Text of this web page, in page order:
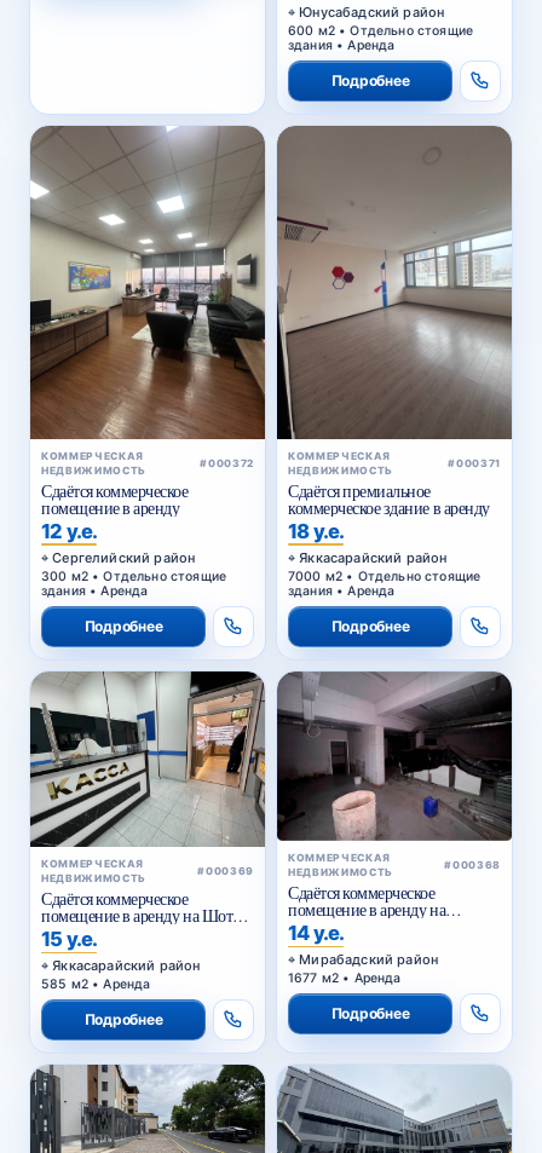
Юнусабадский район
600 м2 • Отдельно стоящие
здания • Аренда
Подробнее
КОММЕРЧЕСКАЯ
НЕДВИЖИМОСТЬ
#000372
Сдаётся коммерческое
помещение в аренду
12 у.е.
Сергелийский район
300 м2 • Отдельно стоящие
здания • Аренда
Подробнее
КОММЕРЧЕСКАЯ
НЕДВИЖИМОСТЬ
#000371
Сдаётся премиальное
коммерческое здание в аренду
18 у.е.
Яккасарайский район
7000 м2 • Отдельно стоящие
здания • Аренда
Подробнее
КОММЕРЧЕСКАЯ
НЕДВИЖИМОСТЬ
#000369
Сдаётся коммерческое
помещение в аренду на Шота
Руставели
15 у.е.
Яккасарайский район
585 м2 • Аренда
Подробнее
КОММЕРЧЕСКАЯ
НЕДВИЖИМОСТЬ
#000368
Сдаётся коммерческое
помещение в аренду на
Куйлюке
14 у.е.
Мирабадский район
1677 м2 • Аренда
Подробнее